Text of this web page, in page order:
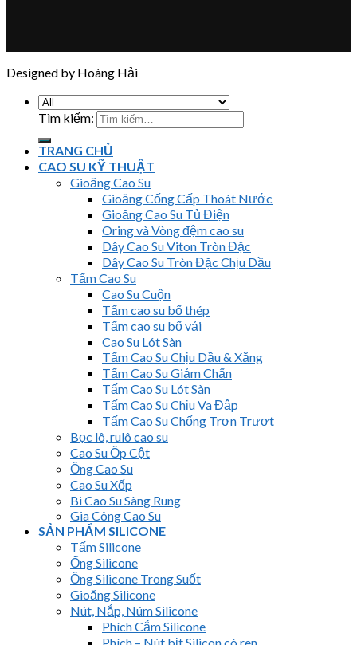
Designed by Hoàng Hải
Tìm kiếm:
TRANG CHỦ
CAO SU KỸ THUẬT
Gioăng Cao Su
Gioăng Cống Cấp Thoát Nước
Gioăng Cao Su Tủ Điện
Oring và Vòng đệm cao su
Dây Cao Su Viton Tròn Đặc
Dây Cao Su Tròn Đặc Chịu Dầu
Tấm Cao Su
Cao Su Cuộn
Tấm cao su bố thép
Tấm cao su bố vải
Cao Su Lót Sàn
Tấm Cao Su Chịu Dầu & Xăng
Tấm Cao Su Giảm Chấn
Tấm Cao Su Lót Sàn
Tấm Cao Su Chịu Va Đập
Tấm Cao Su Chống Trơn Trượt
Bọc lô, rulô cao su
Cao Su Ốp Cột
Ống Cao Su
Cao Su Xốp
Bi Cao Su Sàng Rung
Gia Công Cao Su
SẢN PHẨM SILICONE
Tấm Silicone
Ống Silicone
Ống Silicone Trong Suốt
Gioăng Silicone
Nút, Nắp, Núm Silicone
Phích Cắm Silicone